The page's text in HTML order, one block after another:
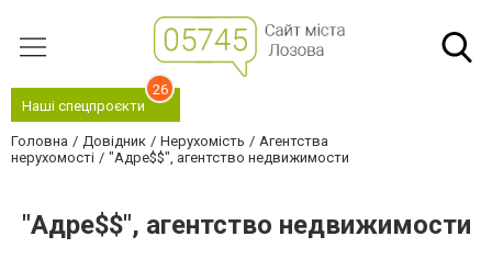
Наші спецпроєкти
26
Головна Довідник Нерухомість
Агентства
нерухомості
"Адре$$", агентство недвижимости
"Адре$$", агентство недвижимости